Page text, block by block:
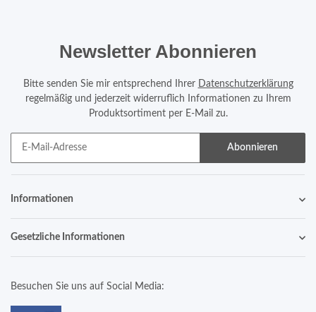
Newsletter Abonnieren
Bitte senden Sie mir entsprechend Ihrer Datenschutzerklärung
regelmäßig und jederzeit widerruflich Informationen zu Ihrem
Produktsortiment per E-Mail zu.
Abonnieren
Informationen
Gesetzliche Informationen
Besuchen Sie uns auf Social Media: